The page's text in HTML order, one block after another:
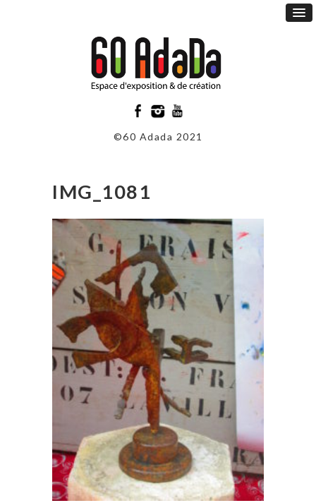
©60 Adada 2021
IMG_1081